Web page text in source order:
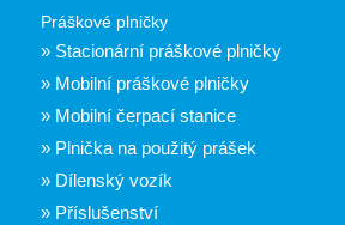
Práškové plničky
» Stacionární práškové plničky
» Mobilní práškové plničky
» Mobilní čerpací stanice
» Plnička na použitý prášek
» Dílenský vozík
» Příslušenství